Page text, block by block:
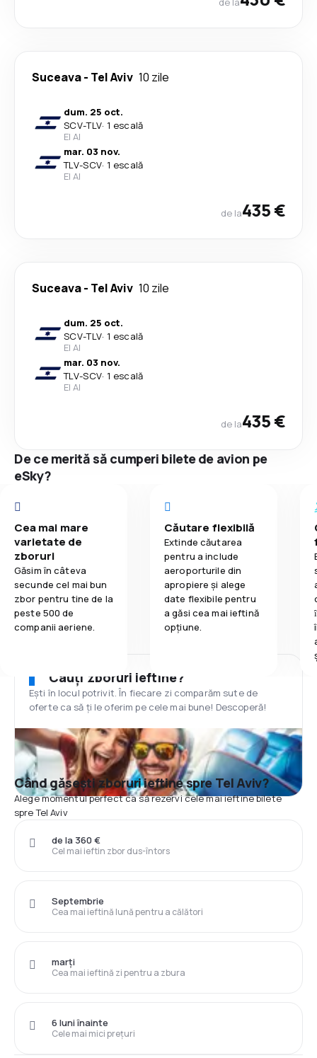
Suceava- Tel Aviv 10 zile
dum. 25 oct.
SCV-TLV· 1 escală
El Al
mar. 03 nov.
TLV-SCV· 1 escală
El Al
de la435 €
Suceava- Tel Aviv 10 zile
dum. 25 oct.
SCV-TLV· 1 escală
El Al
mar. 03 nov.
TLV-SCV· 1 escală
El Al
de la435 €
De ce merită să cumperi bilete de avion pe
eSky?
Cea mai mare
varietate de
zboruri
Găsim în câteva
secunde cel mai bun
zbor pentru tine de la
peste 500 de
companii aeriene.
Căutare flexibilă
Extinde căutarea
pentru a include
aeroporturile din
apropiere și alege
date flexibile pentru
a găsi cea mai ieftină
opțiune.
Cauți zboruri ieftine?
Ești în locul potrivit. În fiecare zi comparăm sute de
oferte ca să ți le oferim pe cele mai bune! Descoperă!
Când găsești zboruri ieftine spre Tel Aviv?
Alege momentul perfect ca să rezervi cele mai ieftine bilete
spre Tel Aviv
Cel mai ieftin zbor dus-întors
de la 360 €
Cea mai ieftină lună pentru a călători
Septembrie
Cea mai ieftină zi pentru a zbura
marți
Cele mai mici prețuri
6 luni înainte